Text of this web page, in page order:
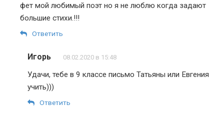
фет мой любимый поэт но я не люблю когда задают
большие стихи.!!!
Ответить
Игорь 08.02.2020 в 15:48
Удачи, тебе в 9 классе письмо Татьяны или Евгения
учить)))
Ответить